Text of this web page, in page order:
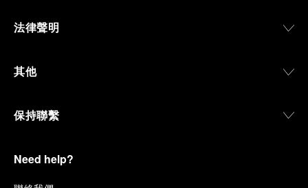
法律聲明
其他
保持聯繫
Need help?